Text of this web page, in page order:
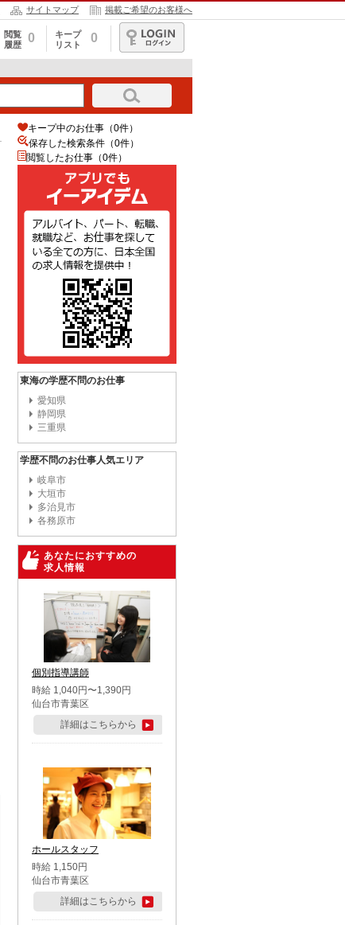
サイトマップ 掲載ご希望のお客様へ
閲覧
履歴
0
キープ
リスト
0
ログイン
キープ中のお仕事（0件）
保存した検索条件（0件）
閲覧したお仕事（0件）
東海の学歴不問のお仕事
愛知県
静岡県
三重県
学歴不問のお仕事人気エリア
岐阜市
大垣市
多治見市
各務原市
あなたにおすすめの
求人情報
個別指導講師
時給 1,040円〜1,390円
仙台市青葉区
詳細はこちらから
ホールスタッフ
時給 1,150円
仙台市青葉区
詳細はこちらから